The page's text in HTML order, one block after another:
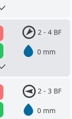
2 - 4 BF
0 mm
2 - 3 BF
0 mm